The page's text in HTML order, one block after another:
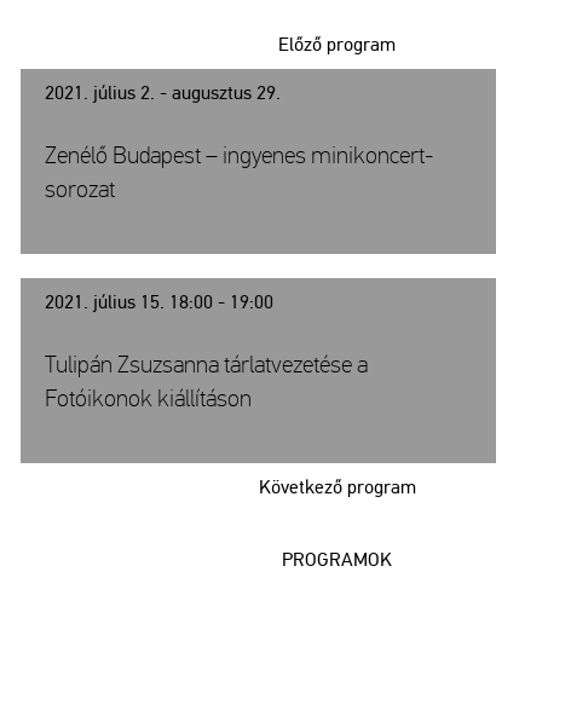
2021. július 2. - augusztus 29.
Előző program
Zenélő Budapest – ingyenes minikoncert-
sorozat
2021. július 15. 18:00 - 19:00
Következő program
Tulipán Zsuzsanna tárlatvezetése a
Fotóikonok kiállításon
PROGRAMOK